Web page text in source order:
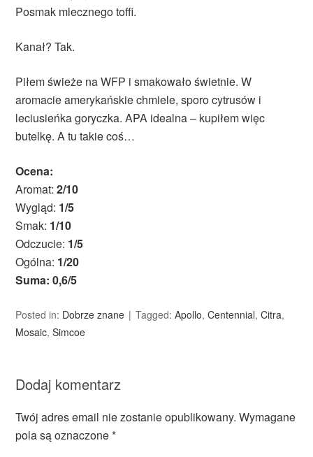
Posmak mlecznego toffi.
Kanał? Tak.
Piłem świeże na WFP i smakowało świetnie. W
aromacie amerykańskie chmiele, sporo cytrusów i
leciusieńka goryczka. APA idealna – kupiłem więc
butelkę. A tu takie coś…
Ocena:
Aromat:2/10
Wygląd: 1/5
Smak: 1/10
Odczucie: 1/5
Ogólna: 1/20
Suma: 0,6/5
Posted in: Dobrze znane Tagged:Apollo,Centennial,Citra,
Mosaic,Simcoe
Dodaj komentarz
Twój adres email nie zostanie opublikowany. Wymagane
pola są oznaczone*